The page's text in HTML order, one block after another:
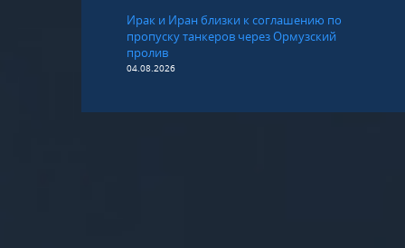
Ирак и Иран близки к соглашению по
пропуску танкеров через Ормузский
пролив
04.08.2026